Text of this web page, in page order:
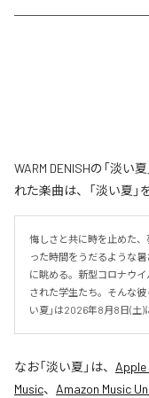
WARM DENISHの「淡
れた楽曲は、「淡い夏」
悔しさと共に時を止めた
った時間をうだるような
に眺める。新型コロナウ
された学生たち。そんな
い夏」は2026年8月8日(土)
なお「淡い夏 」は、 Apple
Music、 Amazon Music